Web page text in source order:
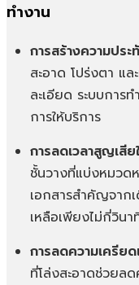
ทำงาน
การสร้างความปร
สะอาด โปร่งตา แล
ละเอียด ระบบการ
การให้บริการ
การลดเวลาสูญเสีย
ชั้นวางที่แบ่งหมวด
เอกสารสำคัญจาก
เหลือเพียงไม่กี่วินา
การลดความเครีย
ที่โล่งสะอาดช่วยล